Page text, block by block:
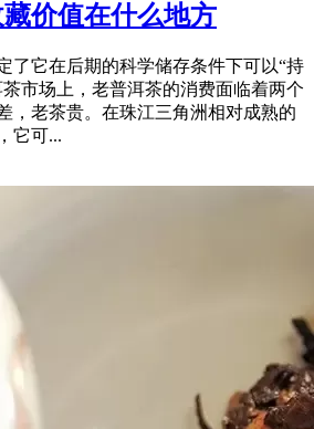
价值在什么地方
了它在后期的科学储存条件下可以“持
市场上，老普洱茶的消费面临着两个
，老茶贵。在珠江三角洲相对成熟的
它可...